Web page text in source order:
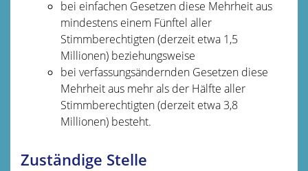
bei einfachen Gesetzen diese Mehrheit aus
mindestens einem Fünftel aller
Stimmberechtigten (derzeit etwa 1,5
Millionen) beziehungsweise
bei verfassungsändernden Gesetzen diese
Mehrheit aus mehr als der Hälfte aller
Stimmberechtigten (derzeit etwa 3,8
Millionen) besteht.
Zuständige Stelle